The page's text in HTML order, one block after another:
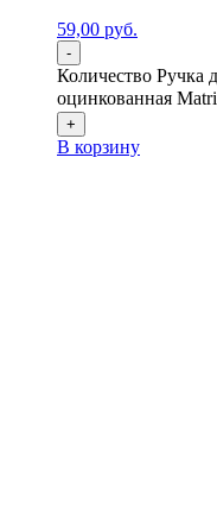
59,00 руб.
-
Количество Ручка
оцинкованная
+
В корзину